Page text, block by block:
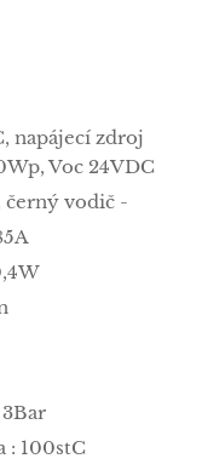
napájecí zdroj
Voc 24VDC
černý vodič -
: 100stC